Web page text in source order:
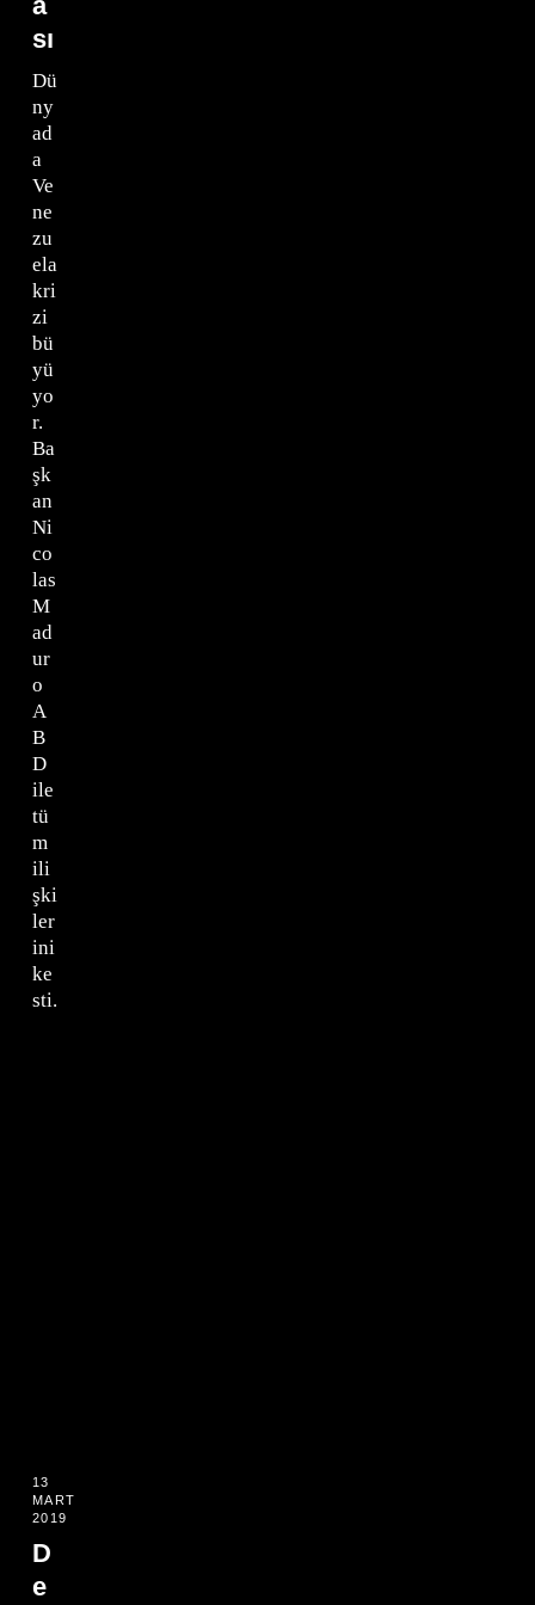
sı
Dü
ny
ad
a
Ve
ne
zu
ela
kri
zi
bü
yü
yo
r.
Ba
şk
an
Ni
co
las
M
ad
ur
o
A
B
D
ile
tü
m
ili
şki
ler
ini
ke
sti.
13
MART
2019
D
e